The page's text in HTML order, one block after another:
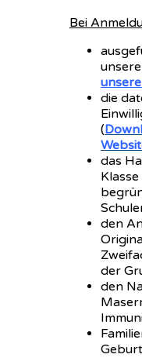
Bei
die
(
das
den
der
den